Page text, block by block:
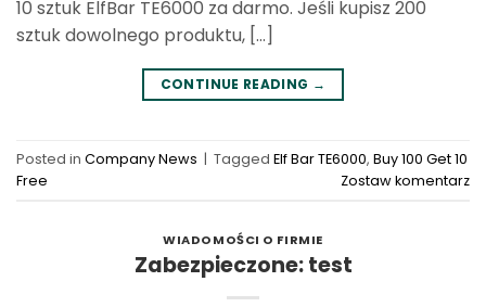
10 sztuk ElfBar TE6000 za darmo. Jeśli kupisz 200
sztuk dowolnego produktu, [...]
CONTINUE READING →
Posted in Company News | Tagged Elf Bar TE6000, Buy 100 Get 10
Free
Zostaw komentarz
WIADOMOŚCI O FIRMIE
Zabezpieczone: test